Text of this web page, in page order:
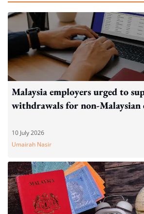
Malaysia employers urged to
withdrawals for non-Malaysian
10 July 2026
Umairah Nasir